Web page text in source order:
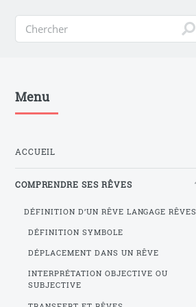
Menu
ACCUEIL
COMPRENDRE SES RÊVES
DÉFINITION D’UN RÊVE LANGAGE RÊVES
DÉFINITION SYMBOLE
DÉPLACEMENT DANS UN RÊVE
INTERPRÉTATION OBJECTIVE OU
SUBJECTIVE